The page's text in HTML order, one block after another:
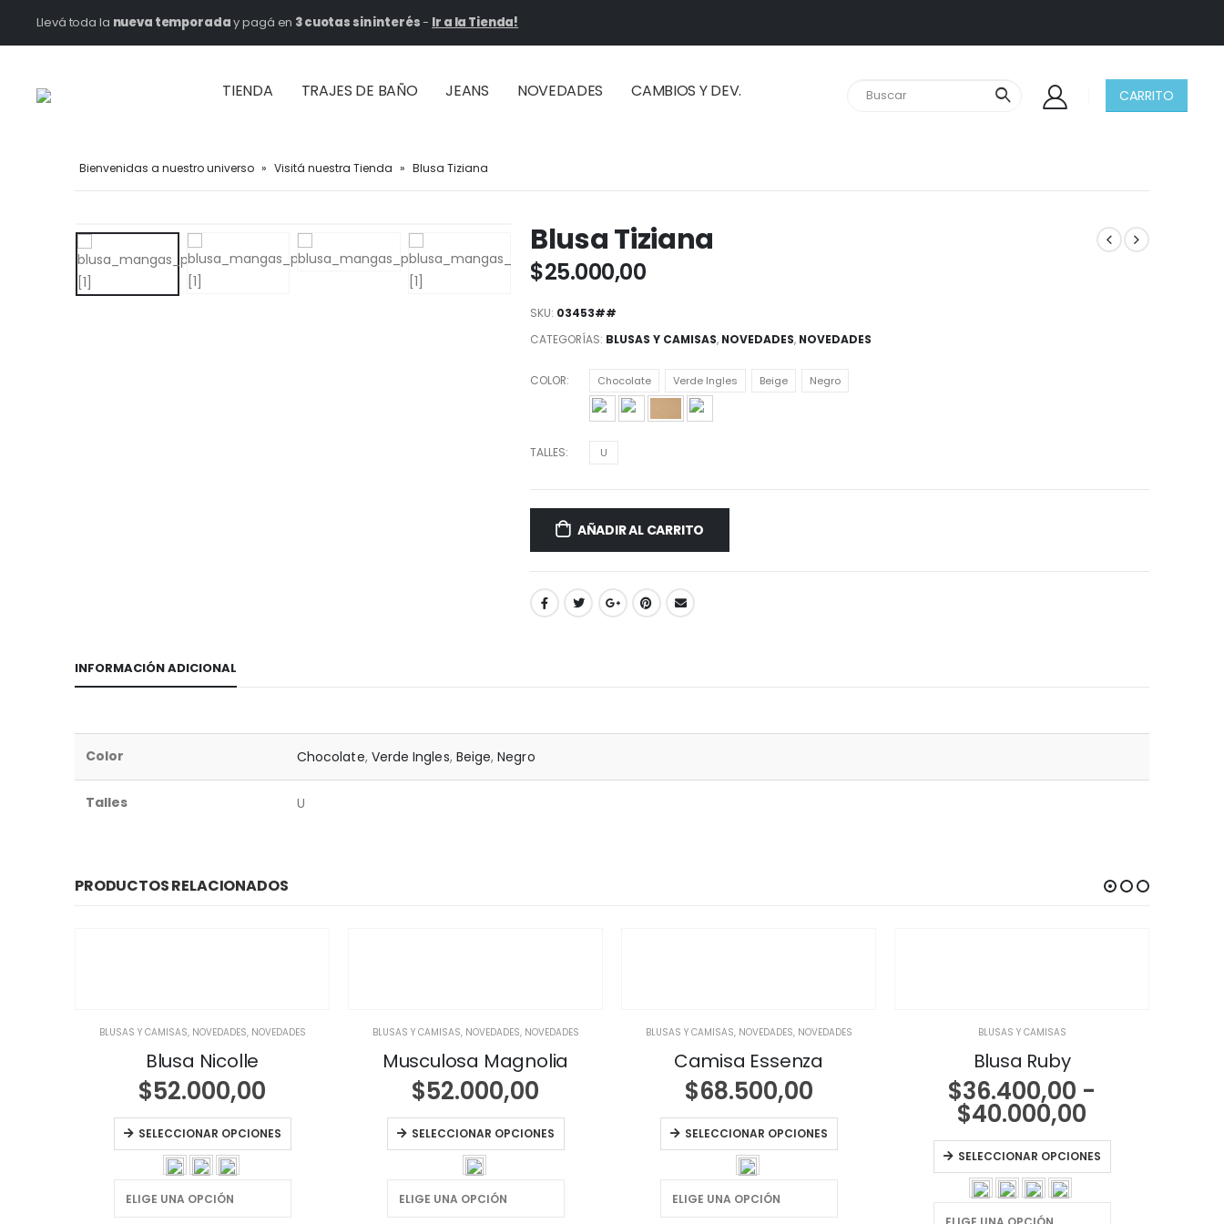
Llevá toda la nueva temporaday pagá en 3 cuotas sin interés- Ir a la Tienda!
TIENDA TRAJES DE BAÑO JEANS NOVEDADES CAMBIOS Y DEV. CARRITO
Bienvenidas a nuestro universo » Visitá nuestra Tienda » Blusa Tiziana
Blusa Tiziana
$25.000,00
SKU: 03453##
CATEGORÍAS: BLUSAS Y CAMISAS, NOVEDADES, NOVEDADES
COLOR Chocolate Verde Ingles Beige Negro
TALLES U
AÑADIR AL CARRITO
INFORMACIÓN ADICIONAL
Color Chocolate, Verde Ingles, Beige,Negro
Talles U
PRODUCTOS RELACIONADOS
BLUSAS Y CAMISAS, NOVEDADES, NOVEDADES
Blusa Nicolle
$52.000,00
SELECCIONAR OPCIONES
BLUSAS Y CAMISAS, NOVEDADES, NOVEDADES
Musculosa Magnolia
$52.000,00
SELECCIONAR OPCIONES
BLUSAS Y CAMISAS, NOVEDADES, NOVEDADES
Camisa Essenza
$68.500,00
SELECCIONAR OPCIONES
BLUSAS Y CAMISAS
Blusa Ruby
$36.400,00 -
$40.000,00
de
precios:
desde
SELECCIONAR OPCIONES